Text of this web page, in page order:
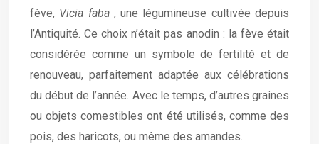
fève, Vicia faba , une légumineuse cultivée depuis
l’Antiquité. Ce choix n’était pas anodin : la fève était
considérée comme un symbole de fertilité et de
renouveau, parfaitement adaptée aux célébrations
du début de l’année. Avec le temps, d’autres graines
ou objets comestibles ont été utilisés, comme des
pois, des haricots, ou même des amandes.